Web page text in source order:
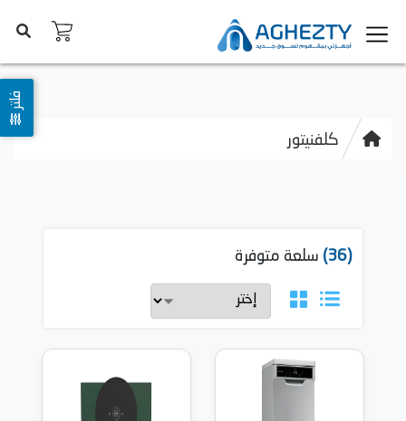
كلفنيتور
فلتر
(36) سلعة متوفرة